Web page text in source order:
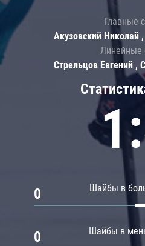
Шайбы в
0
Шайбы в
0
Главные
Акузовский Николай
Линейные
Стрельцов Евгений ,